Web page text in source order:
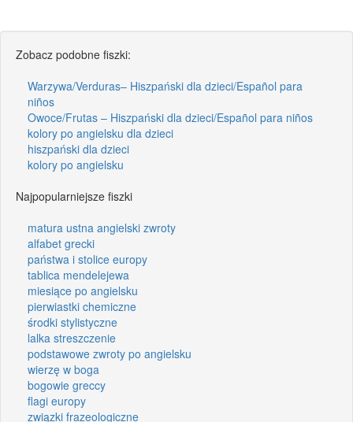
Zobacz podobne fiszki:
Warzywa/Verduras– Hiszpański dla dzieci/Español para
niños
Owoce/Frutas – Hiszpański dla dzieci/Español para niños
kolory po angielsku dla dzieci
hiszpański dla dzieci
kolory po angielsku
Najpopularniejsze fiszki
matura ustna angielski zwroty
alfabet grecki
państwa i stolice europy
tablica mendelejewa
miesiące po angielsku
pierwiastki chemiczne
środki stylistyczne
lalka streszczenie
podstawowe zwroty po angielsku
wierzę w boga
bogowie greccy
flagi europy
związki frazeologiczne